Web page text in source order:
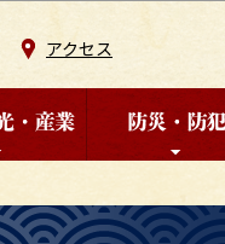
アクセス